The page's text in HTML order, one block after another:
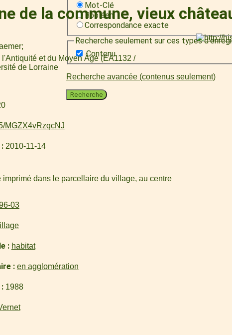
Mot-Clé
Booléen
Correspondance exacte
Recherche seulement sur ces types
Contenu
Recherche avancée (contenus seulement)
Recherche
de la commune, vieux
et du Moyen Âge (EA1132 /
de Lorraine
MGZX4vRzqcNJ
2010-11-14
imprimé dans le parcellaire du village, au centre
03
habitat
en agglomération
1988